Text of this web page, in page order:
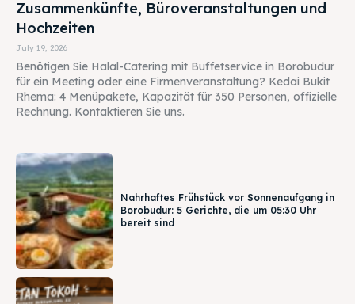
Zusammenkünfte, Büroveranstaltungen und
Hochzeiten
July 19, 2026
Benötigen Sie Halal-Catering mit Buffetservice in Borobudur
für ein Meeting oder eine Firmenveranstaltung? Kedai Bukit
Rhema: 4 Menüpakete, Kapazität für 350 Personen, offizielle
Rechnung. Kontaktieren Sie uns.
Nahrhaftes Frühstück vor Sonnenaufgang in
Borobudur: 5 Gerichte, die um 05:30 Uhr
bereit sind